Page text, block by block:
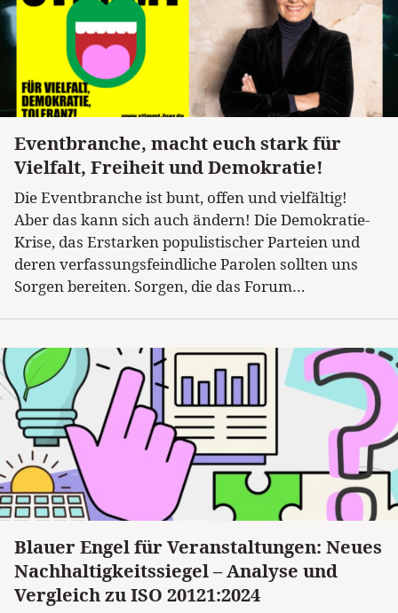
Kategorie
Eventbranche, macht euch stark für
Vielfalt, Freiheit und Demokratie!
Die Eventbranche ist bunt, offen und vielfältig!
Aber das kann sich auch ändern! Die Demokratie-
Krise, das Erstarken populistischer Parteien und
deren verfassungsfeindliche Parolen sollten uns
Sorgen bereiten. Sorgen, die das Forum…
Kategorie
Blauer Engel für Veranstaltungen: Neues
Nachhaltigkeitssiegel – Analyse und
Vergleich zu ISO 20121:2024